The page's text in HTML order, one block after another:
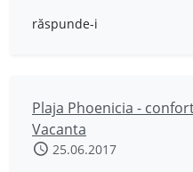
răspunde-i
Plaja Phoenicia -
Vacanta
25.06.2017